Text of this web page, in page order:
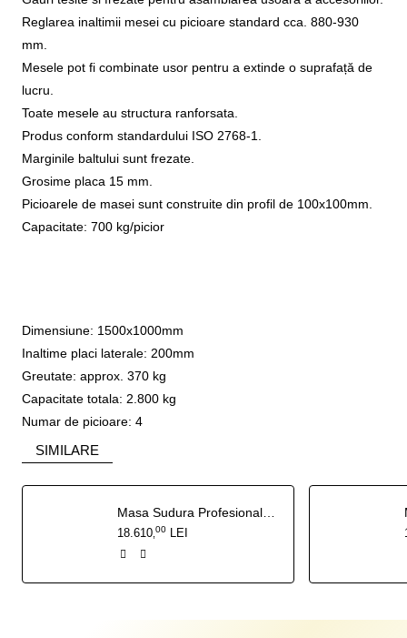
Reglarea inaltimii mesei cu picioare standard cca. 880-930
mm.
Mesele pot fi combinate usor pentru a extinde o suprafață de
lucru.
Toate mesele au structura ranforsata.
Produs conform standardului ISO 2768-1.
Marginile baltului sunt frezate.
Grosime placa 15 mm.
Picioarele de masei sunt construite din profil de 100x100mm.
Capacitate: 700 kg/picior
Dimensiune: 1500x1000mm
Inaltime placi laterale: 200mm
Greutate: approx. 370 kg
Capacitate totala: 2.800 kg
Numar de picioare: 4
SIMILARE
18.610 00 LEI